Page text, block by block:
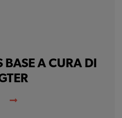
BASE A CURA DI